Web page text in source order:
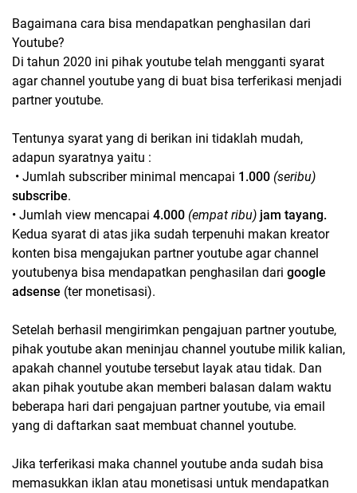
Bagaimana cara bisa mendapatkan penghasilan dari
Youtube?
Di tahun 2020 ini pihak youtube telah mengganti syarat
agar channel youtube yang di buat bisa terferikasi menjadi
partner youtube.
Tentunya syarat yang di berikan ini tidaklah mudah,
adapun syaratnya yaitu :
• Jumlah subscriber minimal mencapai 1.000 (seribu)
subscribe.
• Jumlah view mencapai 4.000 (empat ribu) jam tayang.
Kedua syarat di atas jika sudah terpenuhi makan kreator
konten bisa mengajukan partner youtube agar channel
youtubenya bisa mendapatkan penghasilan dari google
adsense (ter monetisasi).
Setelah berhasil mengirimkan pengajuan partner youtube,
pihak youtube akan meninjau channel youtube milik kalian,
apakah channel youtube tersebut layak atau tidak. Dan
akan pihak youtube akan memberi balasan dalam waktu
beberapa hari dari pengajuan partner youtube, via email
yang di daftarkan saat membuat channel youtube.
Jika terferikasi maka channel youtube anda sudah bisa
memasukkan iklan atau monetisasi untuk mendapatkan